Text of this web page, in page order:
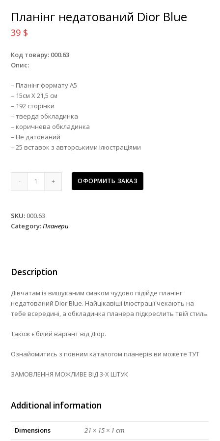
Планінг недатований Dior Blue
39 $
Код товару: 000.63
Опис:
– Планінг формату А5
– 15см Х 21,5 см
– 192 сторінки
– тверда обкладинка
– коричнева обкладинка
– Не датований
– 25 вставок з авторськими ілюстраціями
Планінг
quantity
ОФОРМИТЬ ЗАКАЗ
SKU: 000.63
Category:Планери
Description
Дівчатам із вишуканим смаком чудово підійде планінг
недатований Dior Blue. Найцікавіші ілюстрації чекають на
тебе всередині, а обкладинка планера підкреслить твій стиль.
Також є білий варіант від Діор.
Ознайомитись з повним каталогом планерів ви можете ТУТ
ЗАМОВЛЕННЯ МОЖЛИВЕ ВІД 3-Х ШТУК
Additional information
Dimensions 21 × 15 × 1 cm